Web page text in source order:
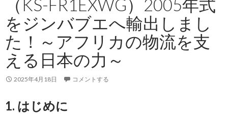
へ
輸
出！
～
（KS-FR1EXWG）2005年式
をジンバブエへ輸出しまし
た！～アフリカの物流を支
える日本の力～
2025年4月18日 コメントする
1. はじめに